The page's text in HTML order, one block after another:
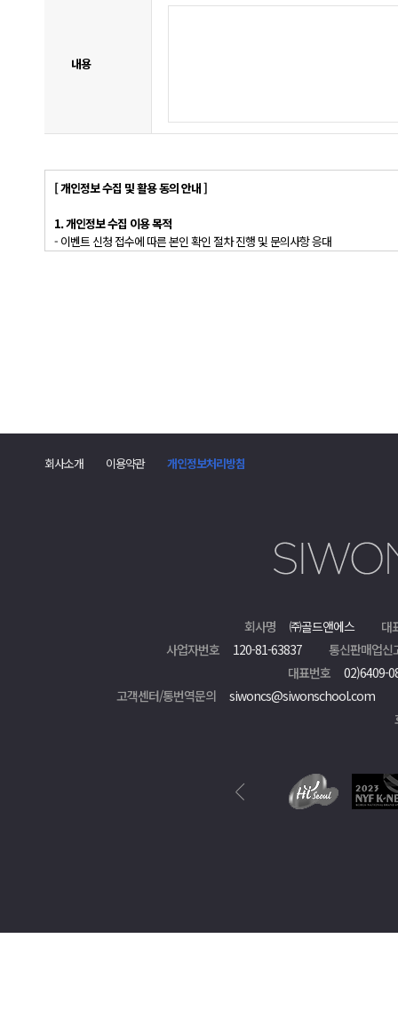
내용
[ 개인정보 수집 및 활용 동의 안내 ]
1. 개인정보 수집 이용 목적
- 이벤트 신청 접수에 따른 본인 확인 절차 진행 및 문의사항 응대
㈜골드앤에스에 개인정보를 제공 및 이를 마케팅에 활용하는 것에 동의합니다.
회사소개 이용약관 개인정보처리방침
회사명 ㈜골드앤에스
대
사업자번호
120-81-63837
통신판매업신
대표번호
02)6409-
고객센터/통번역문의
siwoncs@siwonschool.com